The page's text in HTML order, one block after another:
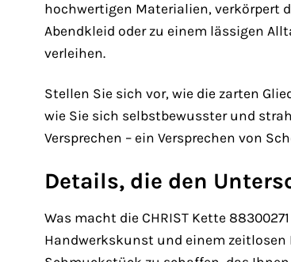
hochwertigen Materialien, verkörpert
Abendkleid oder zu einem lässigen
verleihen.
Stellen Sie sich vor, wie die zarten
wie Sie sich selbstbewusster und
Versprechen – ein Versprechen von
Details, die den
Was macht die CHRIST Kette
Handwerkskunst und einem zeitlosen